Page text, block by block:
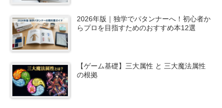
2026年版｜独学でパタンナーへ！初心者か
らプロを目指すためのおすすめ本12選
【ゲーム基礎】三大属性 と 三大魔法属性
の根拠